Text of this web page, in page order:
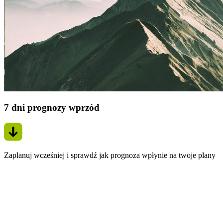
7 dni prognozy wprzód
Zaplanuj wcześniej i sprawdź jak prognoza wpłynie na twoje plany